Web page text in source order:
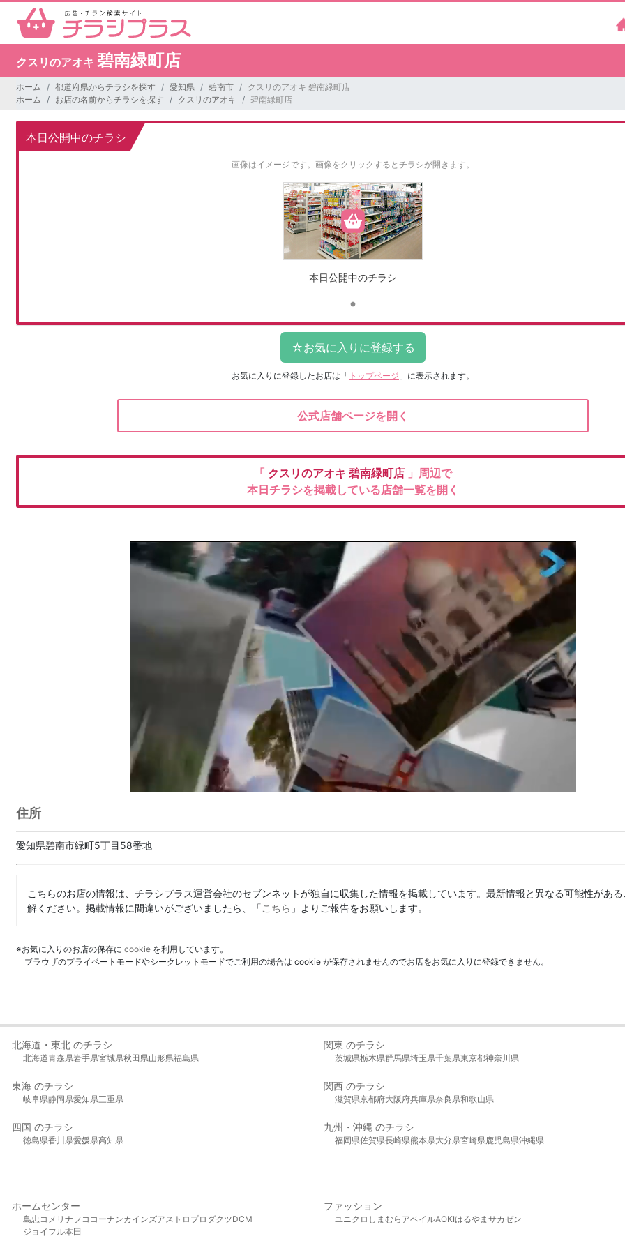
クスリのアオキ 碧南緑町店
ホーム 都道府県からチラシを探す 愛知県 碧南市
クスリのアオキ 碧南緑町店
ホーム
お店の名前からチラシを探す クスリのアオキ 碧南緑町店
本日公開中のチラシ
画像はイメージです。 画像をクリックするとチラシが開きます。
本日公開中のチラシ
お気に入りに登録したお店は 「 トップページ 」に表示されます。
公式店舗ページを開く
「 クスリのアオキ 碧南緑町店 」周辺で
本日チラシを掲載している店舗一覧を開く
住所
愛知県碧南市緑町5丁目58番地
こちらのお店の情報は、チラシプラス運営会社のセブンネットが独自に収集した情報を掲載しています。最新情報と異なる可能性があ
解ください。掲載情報に間違いがございましたら、「こちら 」よりご報告をお願いします。
※お気に入りのお店の保存に cookie を利用しています。
ブラウザのプライベートモードやシークレットモードでご利用の場合は cookie が保存されませんのでお店をお気に入りに登録できません。
北海道・東北 のチラシ
北海道青森県岩手県宮城県秋田県山形県福島県
関東 のチラシ
茨城県栃木県群馬県埼玉県千葉県東京都神奈川県
東海 のチラシ
岐阜県静岡県愛知県三重県
関西 のチラシ
滋賀県京都府大阪府兵庫県奈良県和歌山県
四国 のチラシ
徳島県香川県愛媛県高知県
九州・沖縄 のチラシ
福岡県佐賀県長崎県熊本県大分県宮崎県鹿児島県沖縄県
ホームセンター
島忠 コメリ ナフコ コーナンカインズアストロプロダクツDCM
ジョイフル本田
ファッション
ユニクロ しまむら アベイルAOKIはるやま サカゼン